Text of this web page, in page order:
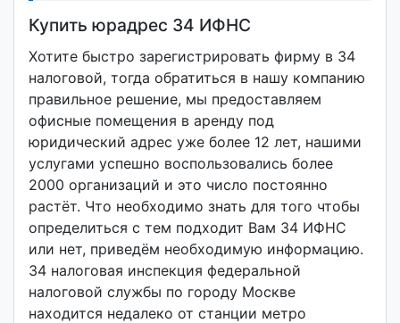
Купить юрадрес 34 ИФНС
Хотите быстро зарегистрировать фирму в 34
налоговой, тогда обратиться в нашу компанию
правильное решение, мы предоставляем
офисные помещения в аренду под
юридический адрес уже более 12 лет, нашими
услугами успешно воспользовались более
2000 организаций и это число постоянно
растёт. Что необходимо знать для того чтобы
определиться с тем подходит Вам 34 ИФНС
или нет, приведём необходимую информацию.
34 налоговая инспекция федеральной
налоговой службы по городу Москве
находится недалеко от станции метро